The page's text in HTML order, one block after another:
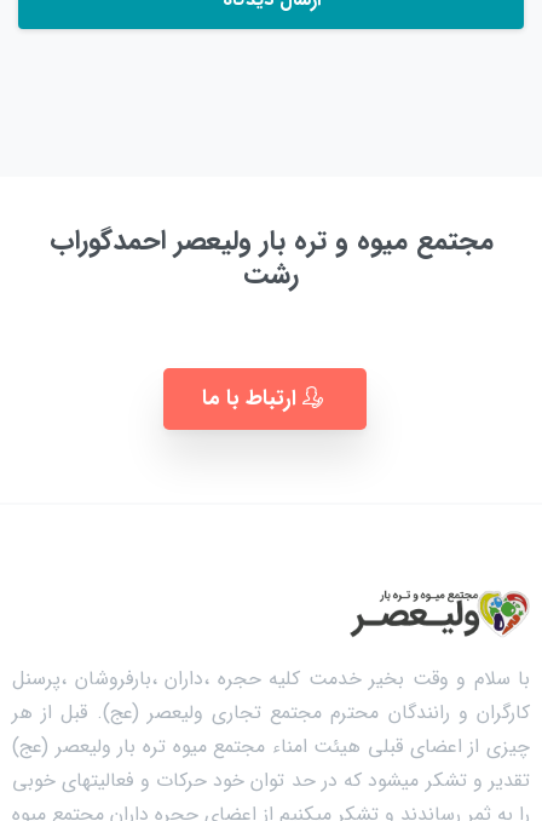
مجتمع میوه و تره بار ولیعصر احمدگوراب
رشت
ارتباط با ما
با سلام و وقت بخیر خدمت کلیه حجره ،داران ،بارفروشان ،پرسنل
کارگران و رانندگان محترم مجتمع تجاری ولیعصر (عج). قبل از هر
چیزی از اعضای قبلی هیئت امناء مجتمع میوه تره بار ولیعصر (عج)
تقدیر و تشکر میشود که در حد توان خود حرکات و فعالیتهای خوبی
را به ثمر رساندند و تشکر میکنیم از اعضای حجره داران مجتمع میوه